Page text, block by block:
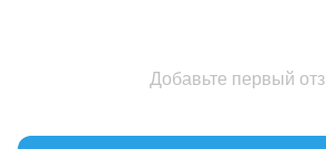
Добавьте первый